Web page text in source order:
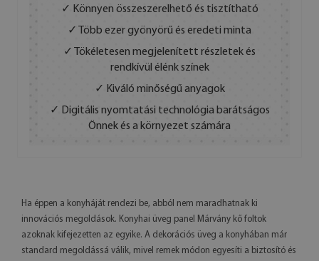
✓ Könnyen összeszerelhető és tisztítható
✓ Több ezer gyönyörű és eredeti minta
✓ Tökéletesen megjelenített részletek és
rendkívül élénk színek
✓ Kiváló minőségű anyagok
✓ Digitális nyomtatási technológia barátságos
Önnek és a környezet számára
Ha éppen a konyháját rendezi be, abból nem maradhatnak ki
innovációs megoldások. Konyhai üveg panel Márvány kő foltok
azoknak kifejezetten az egyike. A dekorációs üveg a konyhában már
standard megoldássá válik, mivel remek módon egyesíti a biztosító és